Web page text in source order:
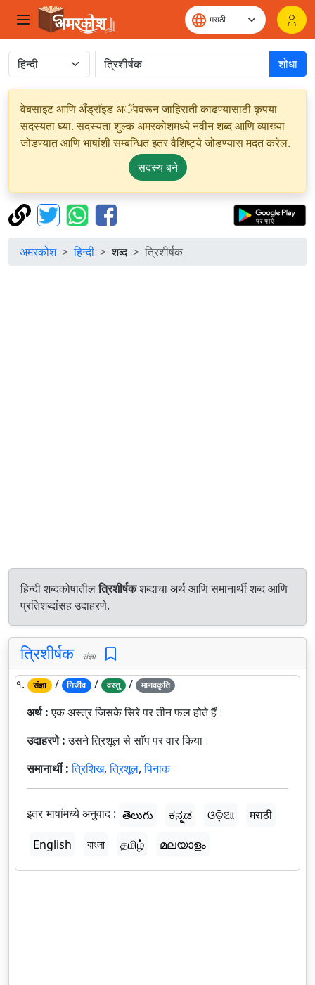
शोधा
वेबसाइट आणि अँड्रॉइड अॅपवरून जाहिराती काढण्यासाठी कृपया
सदस्यता घ्या. सदस्यता शुल्क अमरकोशमध्ये नवीन शब्द आणि व्याख्या
जोडण्यात आणि भाषांशी सम्बन्धित इतर वैशिष्ट्ये जोडण्यास मदत करेल.
सदस्य बने
अमरकोश हिन्दी शब्द त्रिशीर्षक
हिन्दी शब्दकोषातीलत्रिशीर्षकशब्दाचा अर्थ आणि समानार्थी शब्द आणि
प्रतिशब्दांसह उदाहरणे.
त्रिशीर्षक संज्ञा
१. संज्ञा / निर्जीव / वस्तु / मानवकृति
अर्थ :एक अस्त्र जिसके सिरे पर तीन फल होते हैं।
उदाहरणे :उसने त्रिशूल से साँप पर वार किया।
समानार्थी :त्रिशिख,त्रिशूल,पिनाक
इतर भाषांमध्ये अनुवाद : తెలుగు ಕನ್ನಡ ଓଡ଼ିଆ
मराठी
English
বাংলা தமிழ் മലയാളം